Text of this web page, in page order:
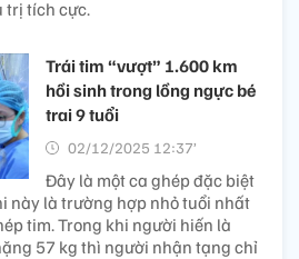
trị tích cực.
Trái tim “vượt” 1.600 km
hồi sinh trong lồng ngực bé
trai 9 tuổi
02/12/2025 12:37’
Đây là một ca ghép đặc biệt
này là trường hợp nhỏ tuổi nhất
tim. Trong khi người hiến là
57 kg thì người nhận tạng chỉ